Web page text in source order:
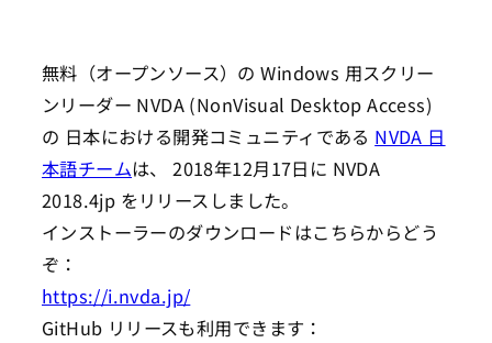
無料（オープンソース）の Windows 用スクリー
ンリーダー NVDA (NonVisual Desktop Access)
の 日本における開発コミュニティである NVDA 日
本語チームは、 2018年12月17日に NVDA
2018.4jp をリリースしました。
インストーラーのダウンロードはこちらからどう
ぞ：
https://i.nvda.jp/
GitHub リリースも利用できます：